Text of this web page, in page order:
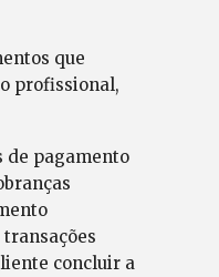
que
profissional,
de pagamento
concluir a